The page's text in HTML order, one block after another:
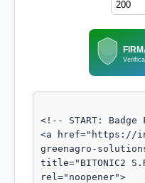
<!-- START:
<a href="https://
greenagro-
title="BITONIC2
rel="noopener">